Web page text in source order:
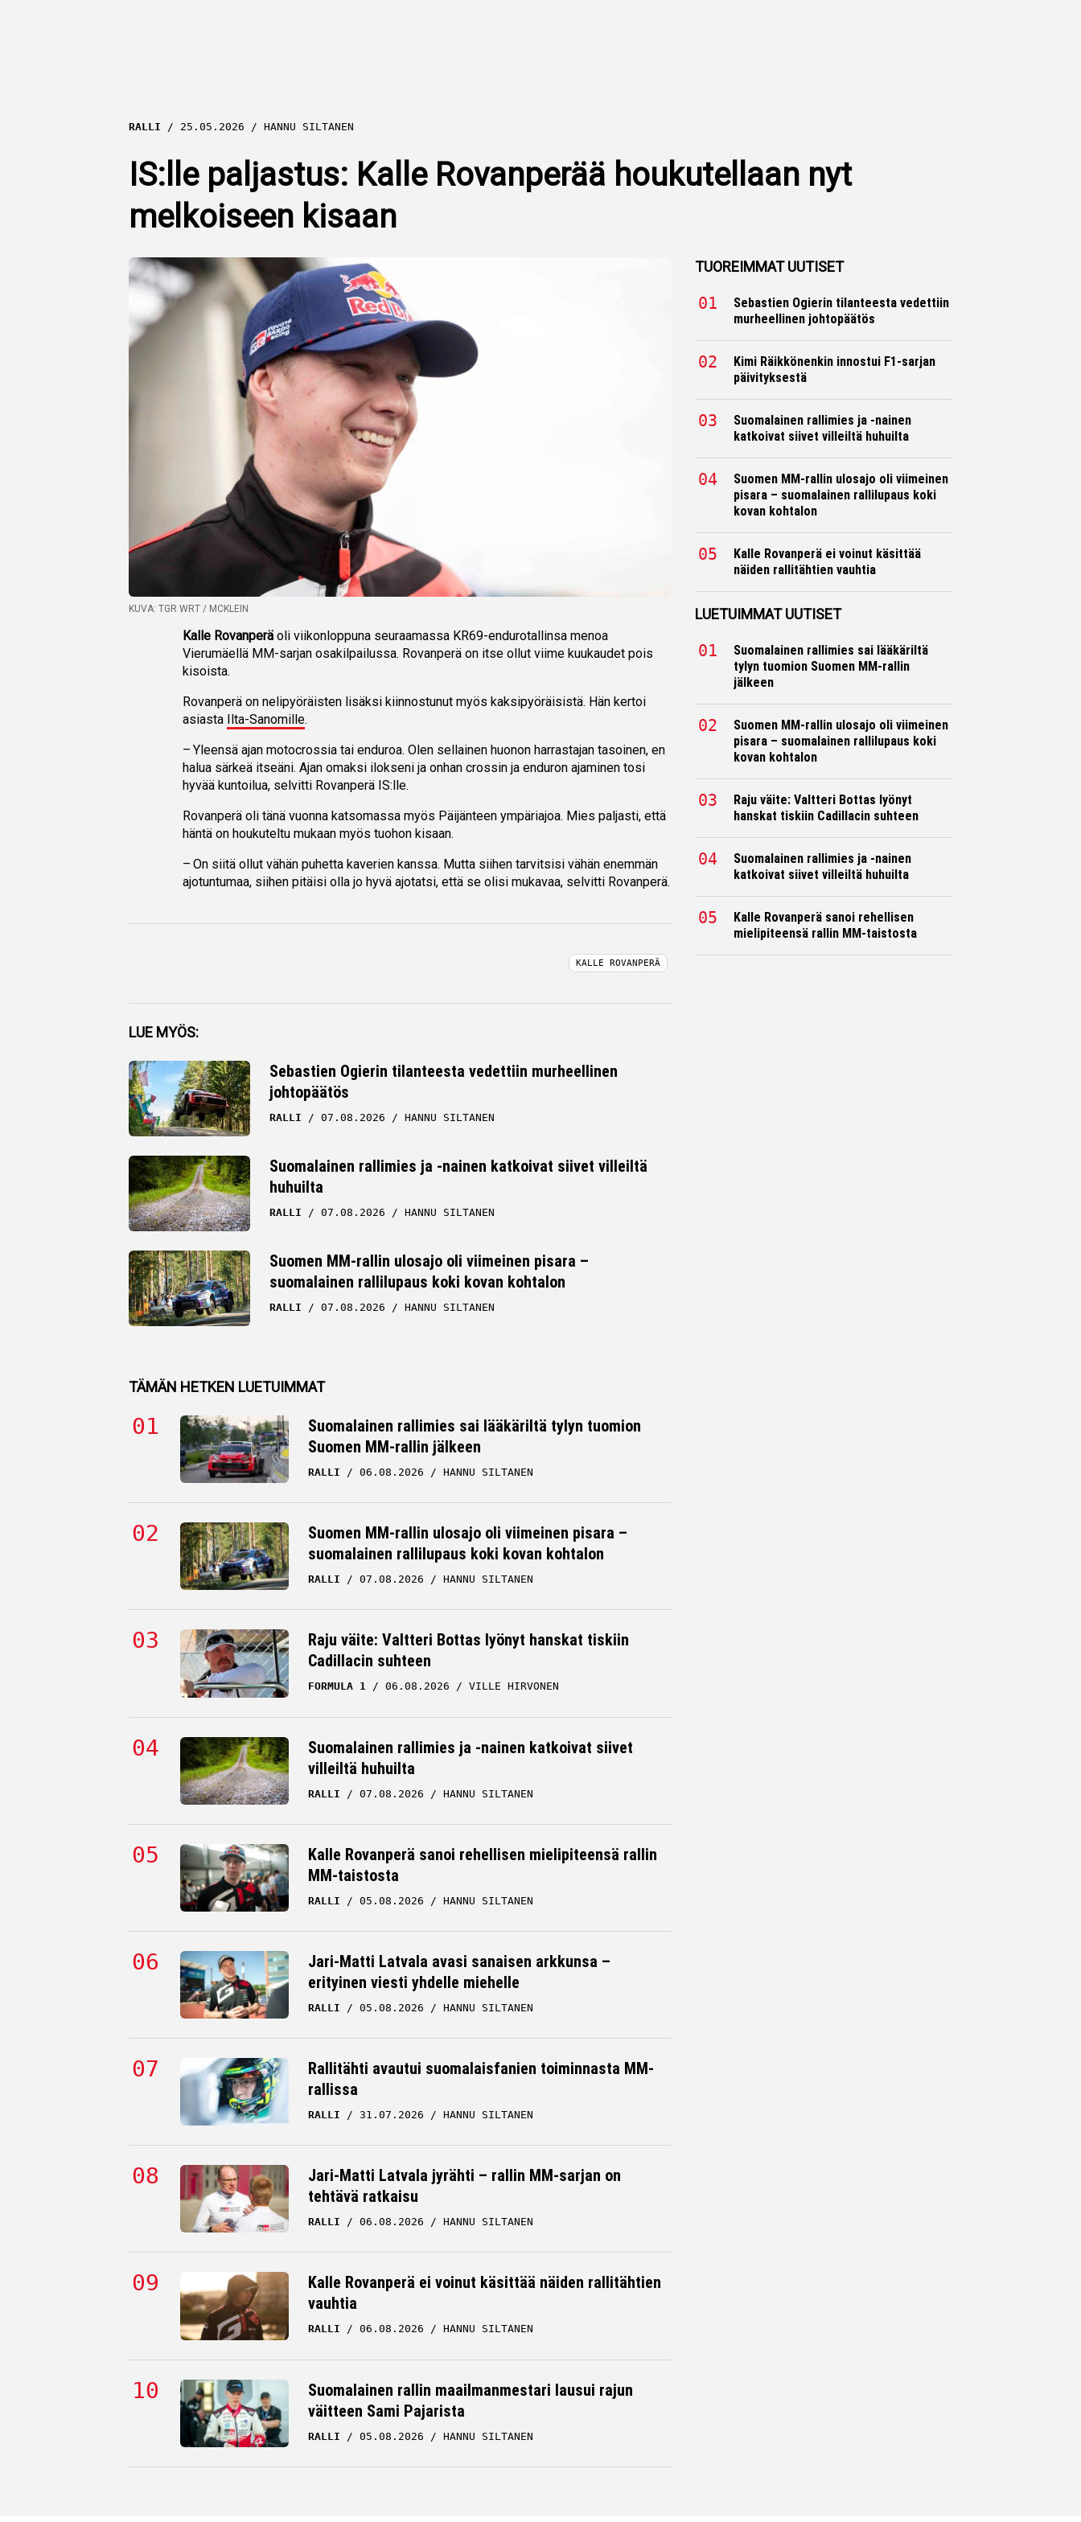
RALLI 25.05.2026 HANNU SILTANEN
IS:lle paljastus: Kalle Rovanperää houkutellaan nyt
melkoiseen kisaan
KUVA: TGR WRT / MCKLEIN
Kalle Rovanperä oli viikonloppuna seuraamassa KR69-endurotallinsa menoa
Vierumäellä MM-sarjan osakilpailussa. Rovanperä on itse ollut viime kuukaudet pois
kisoista.
Rovanperä on nelipyöräisten lisäksi kiinnostunut myös kaksipyöräisistä. Hän kertoi
asiasta Ilta-Sanomille.
– Yleensä ajan motocrossia tai enduroa. Olen sellainen huonon harrastajan tasoinen, en
halua särkeä itseäni. Ajan omaksi ilokseni ja onhan crossin ja enduron ajaminen tosi
hyvää kuntoilua, selvitti Rovanperä IS:lle.
Rovanperä oli tänä vuonna katsomassa myös Päijänteen ympäriajoa. Mies paljasti, että
häntä on houkuteltu mukaan myös tuohon kisaan.
– On siitä ollut vähän puhetta kaverien kanssa. Mutta siihen tarvitsisi vähän enemmän
ajotuntumaa, siihen pitäisi olla jo hyvä ajotatsi, että se olisi mukavaa, selvitti Rovanperä.
Facebook
Twitter
Whatsapp
KALLE ROVANPERÄ
LUE MYÖS:
Sebastien Ogierin tilanteesta vedettiin murheellinen
johtopäätös
RALLI 07.08.2026 HANNU SILTANEN
Suomalainen rallimies ja -nainen katkoivat siivet villeiltä
huhuilta
RALLI 07.08.2026 HANNU SILTANEN
Suomen MM-rallin ulosajo oli viimeinen pisara –
suomalainen rallilupaus koki kovan kohtalon
RALLI 07.08.2026 HANNU SILTANEN
TÄMÄN HETKEN LUETUIMMAT
Suomalainen rallimies sai lääkäriltä tylyn tuomion
Suomen MM-rallin jälkeen
RALLI 06.08.2026 HANNU SILTANEN
Suomen MM-rallin ulosajo oli viimeinen pisara –
suomalainen rallilupaus koki kovan kohtalon
RALLI 07.08.2026 HANNU SILTANEN
Raju väite: Valtteri Bottas lyönyt hanskat tiskiin
Cadillacin suhteen
FORMULA 1 06.08.2026 VILLE HIRVONEN
Suomalainen rallimies ja -nainen katkoivat siivet
villeiltä huhuilta
RALLI 07.08.2026 HANNU SILTANEN
Kalle Rovanperä sanoi rehellisen mielipiteensä rallin
MM-taistosta
RALLI 05.08.2026 HANNU SILTANEN
Jari-Matti Latvala avasi sanaisen arkkunsa –
erityinen viesti yhdelle miehelle
RALLI 05.08.2026 HANNU SILTANEN
Rallitähti avautui suomalaisfanien toiminnasta MM-
rallissa
RALLI 31.07.2026 HANNU SILTANEN
Jari-Matti Latvala jyrähti – rallin MM-sarjan on
tehtävä ratkaisu
RALLI 06.08.2026 HANNU SILTANEN
Kalle Rovanperä ei voinut käsittää näiden rallitähtien
vauhtia
RALLI 06.08.2026 HANNU SILTANEN
Suomalainen rallin maailmanmestari lausui rajun
väitteen Sami Pajarista
RALLI 05.08.2026 HANNU SILTANEN
TUOREIMMAT UUTISET
Sebastien Ogierin tilanteesta vedettiin
murheellinen johtopäätös
Kimi Räikkönenkin innostui F1-sarjan
päivityksestä
Suomalainen rallimies ja -nainen
katkoivat siivet villeiltä huhuilta
Suomen MM-rallin ulosajo oli viimeinen
pisara – suomalainen rallilupaus koki
kovan kohtalon
Kalle Rovanperä ei voinut käsittää
näiden rallitähtien vauhtia
LUETUIMMAT UUTISET
Suomalainen rallimies sai lääkäriltä
tylyn tuomion Suomen MM-rallin
jälkeen
Suomen MM-rallin ulosajo oli viimeinen
pisara – suomalainen rallilupaus koki
kovan kohtalon
Raju väite: Valtteri Bottas lyönyt
hanskat tiskiin Cadillacin suhteen
Suomalainen rallimies ja -nainen
katkoivat siivet villeiltä huhuilta
Kalle Rovanperä sanoi rehellisen
mielipiteensä rallin MM-taistosta